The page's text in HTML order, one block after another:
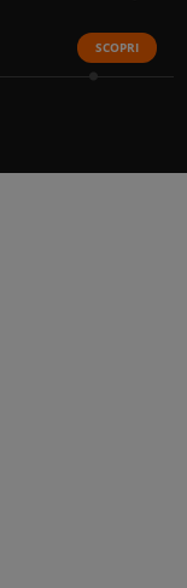
SCOPRI